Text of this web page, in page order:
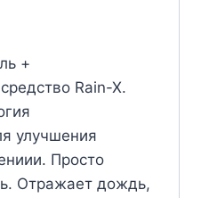
+
Rain-X.
улучшения
Просто
Отражает дождь,